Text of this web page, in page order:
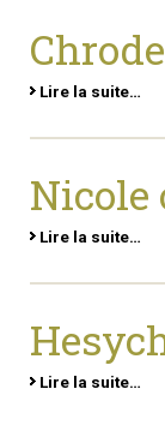
Lire la suite…
Nicole
Lire la suite…
Lire la suite…